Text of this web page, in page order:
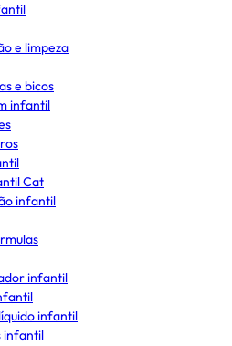
e limpeza
e bicos
infantil
Cat
infantil
infantil
infantil
infantil